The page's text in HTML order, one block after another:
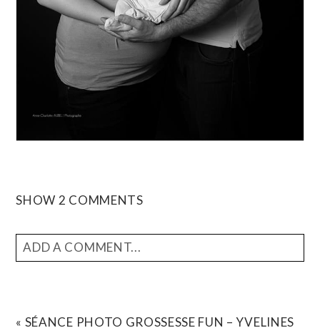
SHOW 2 COMMENTS
ADD A COMMENT...
« SÉANCE PHOTO GROSSESSE FUN – YVELINES